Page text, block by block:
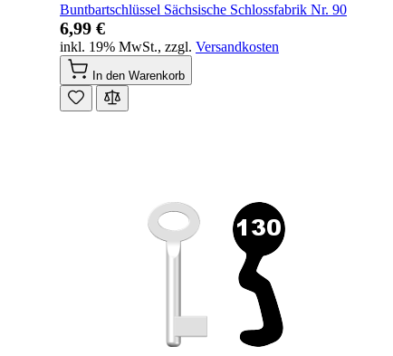
Buntbartschlüssel Sächsische Schlossfabrik Nr. 90
6,99 €
inkl. 19% MwSt., zzgl. Versandkosten
In den Warenkorb